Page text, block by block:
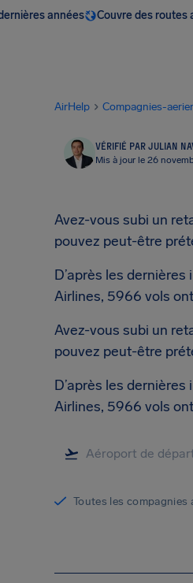
années Couvre des routes
AirHelp Compagnies-
VÉRIFIÉ PAR JULIAN
Mis à jour le 26
Avez-vous subi un
pouvez peut-être
D’après les
Airlines, 5966 vols
Avez-vous subi un
pouvez peut-être
D’après les
Airlines, 5966 vols
Toutes les compagnies